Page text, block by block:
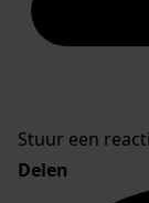
Stuur een
Delen